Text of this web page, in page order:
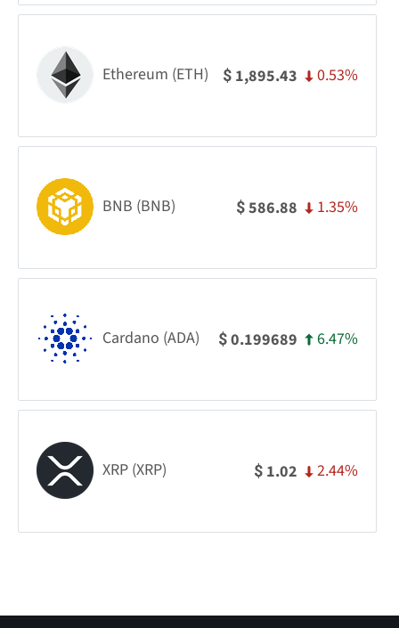
Ethereum (ETH) $ 1,895.43 0.53%
BNB (BNB) $586.88 1.35%
Cardano (ADA) $0.199689 6.47%
XRP (XRP) $ 1.02 2.44%